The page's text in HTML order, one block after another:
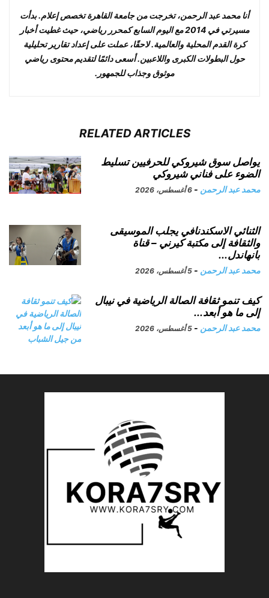
أنا محمد عبد الرحمن، تخرجت من جامعة القاهرة تخصص إعلام. بدأت
مسيرتي في 2014 مع اليوم السابع كمحرر رياضي، حيث غطيت أخبار
كرة القدم المحلية والعالمية. لاحقًا، عملت على إعداد تقارير تحليلية
حول البطولات الكبرى واللاعبين. أسعى دائمًا لتقديم محتوى رياضي
موثوق وجذاب للجمهور.
RELATED ARTICLES
يواصل سوق شيروكي للحرفيين تسليط
الضوء على فناني شيروكي
محمد عبد الرحمن - 6 أغسطس، 2026
الثنائي الاسكندنافي يجلب الموسيقى
والثقافة إلى مكتبة كيرني – قناة
بانهاندل...
محمد عبد الرحمن - 5 أغسطس، 2026
كيف تنمو ثقافة الصالة الرياضية في نيبال
إلى ما هو أبعد...
محمد عبد الرحمن - 5 أغسطس، 2026